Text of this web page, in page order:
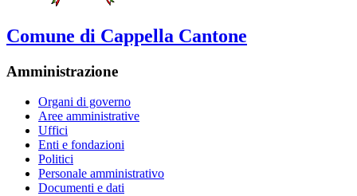
Comune di Cappella Cantone
Amministrazione
Organi di governo
Aree amministrative
Uffici
Enti e fondazioni
Politici
Personale amministrativo
Documenti e dati